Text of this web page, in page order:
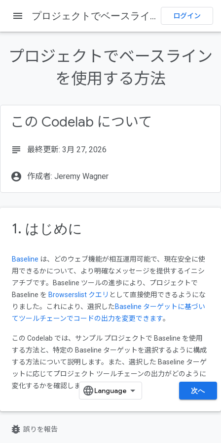
1. はじめに
2. ローカルマシンでデモを設定する
3. プロジェクトに Baseline を統合する方法
4. さまざまな Baseline ターゲットを選択してコード出力の変化を確
5. ダウンストリーム ブラウザをターゲットにする
6. リンターとその他のツール
7. まとめ
menu プロジェクトでベースラインを使用する方法 ログイン
プロジェクトでベースライン
を使用する方法
この Codelab について
subject 最終更新: 3月 27, 2026
account_circle 作成者: Jeremy Wagner
1. はじめに
Baseline は、どのウェブ機能が相互運用可能で、現在安全に使
用できるかについて、より明確なメッセージを提供するイニシ
アチブです。Baseline ツールの進歩により、プロジェクトで
Baseline を Browserslist クエリ として直接使用できるようにな
りました。これにより、選択したBaseline ターゲットに基づい
てツールチェーンでコードの出力を変更できます。
この Codelab では、サンプル プロジェクトで Baseline を使用
する方法と、特定の Baseline ターゲットを選択するように構成
する方法について説明します。また、選択した Baseline ターゲ
ットに応じてプロジェクト ツールチェーンの出力がどのように
変化するかを確認します。
次へ
bug_report 誤りを報告